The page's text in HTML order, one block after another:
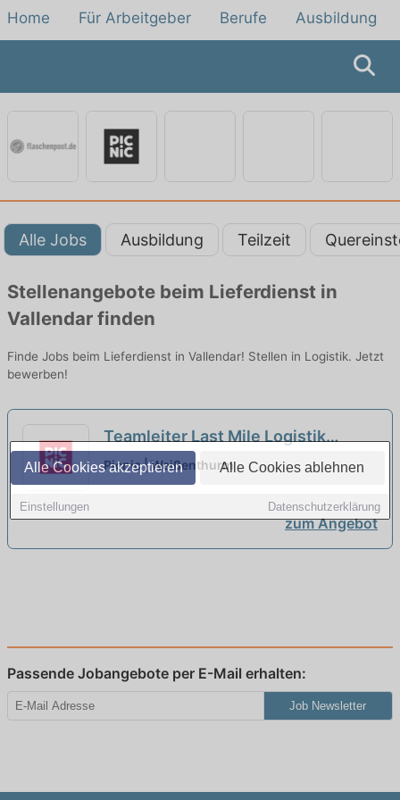
Alle Cookies akzeptieren Alle Cookies ablehnen
Einstellungen Datenschutzerklärung
Home Für Arbeitgeber Berufe Ausbildung
Alle Jobs Ausbildung Teilzeit
Stellenangebote beim Lieferdienst in
Vallendar finden
Finde Jobs beim Lieferdienst in Vallendar! Stellen in Logistik. Jetzt
bewerben!
Teamleiter Last Mile Logistik
(m/w/d) neu
Picnic | Weißenthurm
zum Angebot
Passende Jobangebote per E-Mail erhalten:
Job Newsletter